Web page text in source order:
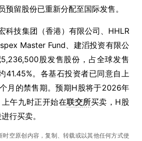
预留股份已重新分配至国际发售。
科技集团（香港）有限公司、HHLR
Master Fund、建滔投资有限公
股发售股份，占全球发售
41.45%。各基石投资者已同意自上
月的禁售期。预期H股将于2026年
午九时正开始在联交所买卖，H股
行买卖。
时空原创内容，复制、转载或以其他任何方式使